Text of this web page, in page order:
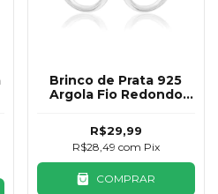
Brinco de Prata 925
Argola Fio Redondo
R$29,99
R$28,49 com Pix
COMPRAR